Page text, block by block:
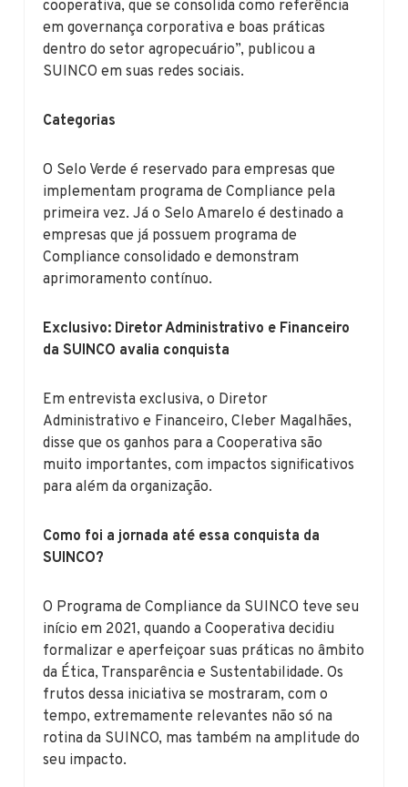
cooperativa, que se consolida como referência
em governança corporativa e boas práticas
dentro do setor agropecuário”, publicou a
SUINCO em suas redes sociais.
Categorias
O Selo Verde é reservado para empresas que
implementam programa de Compliance pela
primeira vez. Já o Selo Amarelo é destinado a
empresas que já possuem programa de
Compliance consolidado e demonstram
aprimoramento contínuo.
Exclusivo: Diretor Administrativo e Financeiro
da SUINCO avalia conquista
Em entrevista exclusiva, o Diretor
Administrativo e Financeiro, Cleber Magalhães,
disse que os ganhos para a Cooperativa são
muito importantes, com impactos significativos
para além da organização.
Como foi a jornada até essa conquista da
SUINCO?
O Programa de Compliance da SUINCO teve seu
início em 2021, quando a Cooperativa decidiu
formalizar e aperfeiçoar suas práticas no âmbito
da Ética, Transparência e Sustentabilidade. Os
frutos dessa iniciativa se mostraram, com o
tempo, extremamente relevantes não só na
rotina da SUINCO, mas também na amplitude do
seu impacto.